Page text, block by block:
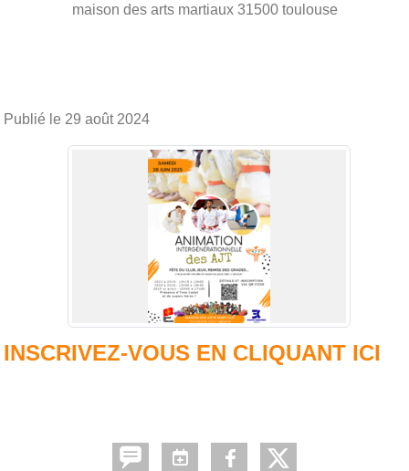
maison des arts martiaux 31500 toulouse
Publié le 29 août 2024
INSCRIVEZ-VOUS EN CLIQUANT ICI